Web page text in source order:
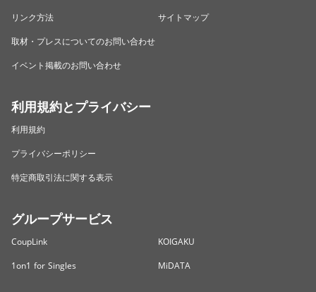
リンク方法
サイトマップ
取材・プレスについてのお問い合わせ
イベント掲載のお問い合わせ
利用規約とプライバシー
利用規約
プライバシーポリシー
特定商取引法に関する表示
グループサービス
CoupLink
KOIGAKU
1on1 for Singles
MiDATA